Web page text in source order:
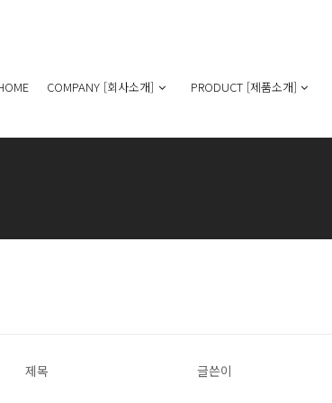
COMPANY [회사소개] PRODUCT [제품소개]
제목 글쓴이